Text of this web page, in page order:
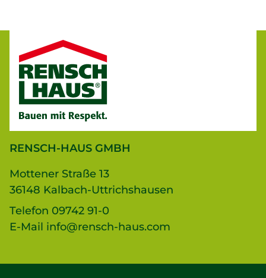
RENSCH-HAUS GMBH
Mottener Straße 13
36148 Kalbach-Uttrichshausen
Telefon 09742 91-0
E-Mail info@rensch-haus.com